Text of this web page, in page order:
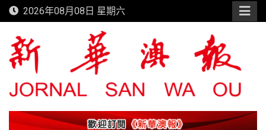
Skip
to
content
2026年08月08日 星期六
新華澳報